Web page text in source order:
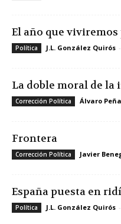
El año que
Política J.L. González Quirós -
La doble moral de la
Corrección Política Álvaro
Frontera
Corrección Política Javier
España puesta en
Política J.L. González Quirós -